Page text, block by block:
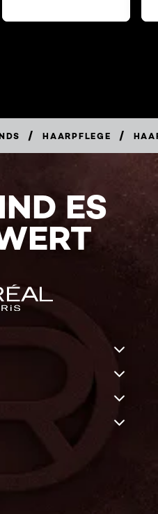
/ HAARPFLEGE /
ES